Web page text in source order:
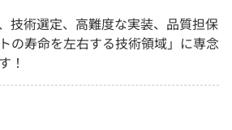
技術選定、高難度な実装、品質担保
の寿命を左右する技術領域」に専念
！